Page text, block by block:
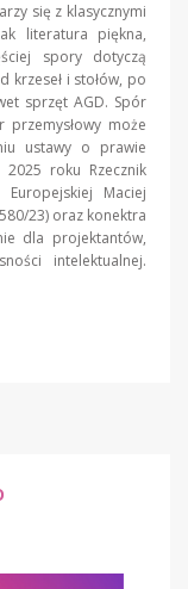
się z klasycznymi
literatura piękna,
spory dotyczą
i stołów, po
sprzęt AGD. Spór
może
ustawy o prawie
roku Rzecznik
Europejskiej Maciej
23) oraz konektra
dla projektantów,
intelektualnej.